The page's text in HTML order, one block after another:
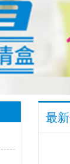
最